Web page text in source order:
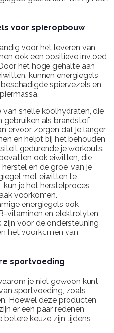
voor spieropbouw
voor het leveren van
ook een positieve invloed
het hoge gehalte aan
kunnen energiegels
spiervezels en
van snelle koolhydraten, die
gebruiken als brandstof
ervoor zorgen dat je langer
en helpt bij het behouden
gedurende je workouts.
ook eiwitten, die
en de groei van je
met eiwitten te
kun je het herstelproces
voorkomen.
energiegels ook
vitaminen en elektrolyten
zijn voor de ondersteuning
het voorkomen van
sportvoeding
je niet gewoon kunt
sportvoeding, zoals
Hoewel deze producten
er een paar redenen
betere keuze zijn tijdens